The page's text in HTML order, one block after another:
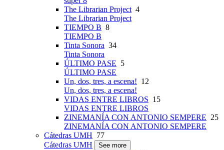
The Librarian Project4
The Librarian Project
TIEMPO B 8
TIEMPO B
Tinta Sonora 34
Tinta Sonora
ÚLTIMO PASE 5
ÚLTIMO PASE
Un, dos, tres, a escena! 12
Un, dos, tres, a escena!
VIDAS ENTRE LIBROS 15
VIDAS ENTRE LIBROS
ZINEMANÍA CON ANTONIO SEMPERE 25
ZINEMANÍA CON ANTONIO SEMPERE
Cátedras UMH 77
Cátedras UMH
See more